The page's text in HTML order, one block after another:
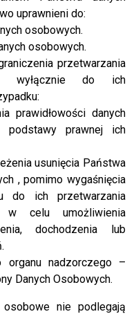
uprawnieni do:
osobowych.
osobowych.
przetwarzania
wyłącznie do ich
prawidłowości danych
podstawy prawnej ich
usunięcia Państwa
, pomimo wygaśnięcia
do ich przetwarzania
w celu umożliwienia
dochodzenia lub
organu nadzorczego –
Danych Osobowych.
nie podlegają